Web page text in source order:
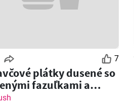
7
plátky dusené so
fazuľkami a